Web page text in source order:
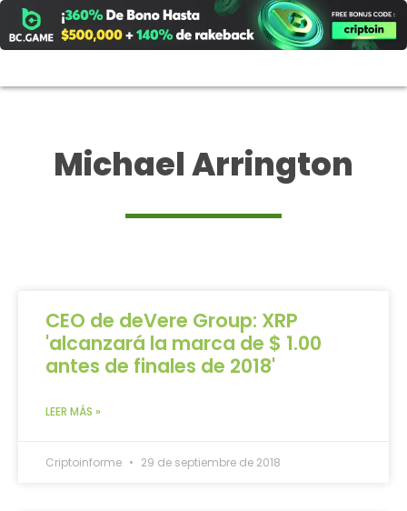
al
contenido
Michael Arrington
CEO de deVere Group: XRP
'alcanzará la marca de $ 1.00
antes de finales de 2018'
LEER MÁS »
Criptoinforme 29 de septiembre de 2018